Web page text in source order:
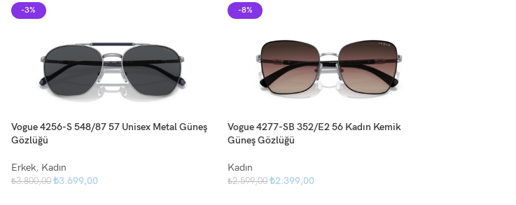
-3%
Vogue 4256-S 548/87 57 Unisex Metal Güneş
Gözlüğü
Erkek, Kadın
₺3.800,00 ₺3.699,00
-8%
Vogue 4277-SB 352/E2 56 Kadın Kemik
Güneş Gözlüğü
Kadın
₺2.599,00 ₺2.399,00